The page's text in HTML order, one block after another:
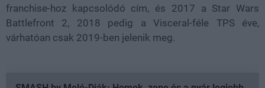
franchise-hoz kapcsolódó cím, és 2017 a Star Wars
Battlefront 2, 2018 pedig a Visceral-féle TPS éve,
várhatóan csak 2019-ben jelenik meg.